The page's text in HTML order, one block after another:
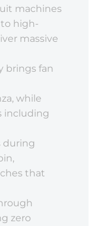
machines
high-
massive
brings fan
while
including
during
that
zero